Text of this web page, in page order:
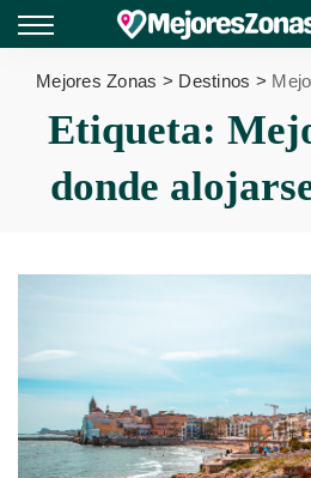
Mejores Zonas > Destinos >
Etiqueta:
donde